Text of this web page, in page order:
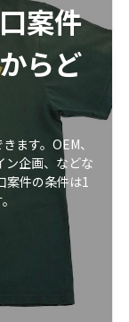
案件
らど
ます。OEM、
ン企画、などな
案件の条件は1